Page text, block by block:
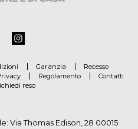
Garanzia
Recesso
Regolamento
Contatti
reso
Via Thomas Edison, 28 00015